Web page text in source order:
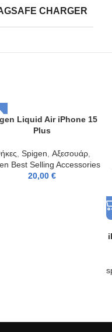
CHARGER
Liquid Air iPhone 15
Plus
, Spigen, Αξεσουάρ,
Best Selling Accessories
20,00€